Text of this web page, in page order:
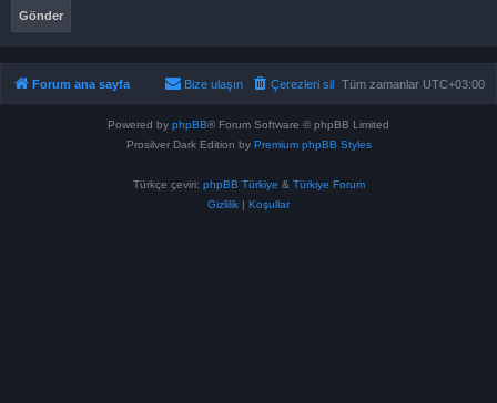
Forum ana sayfa Tüm zamanlar UTC+03:00
Çerezleri sil
Bize ulaşın
Powered by phpBB® Forum Software © phpBB Limited
Prosilver Dark Edition by Premium phpBB Styles
Türkçe çeviri: phpBB Türkiye & Türkiye Forum
Gizlilik | Koşullar